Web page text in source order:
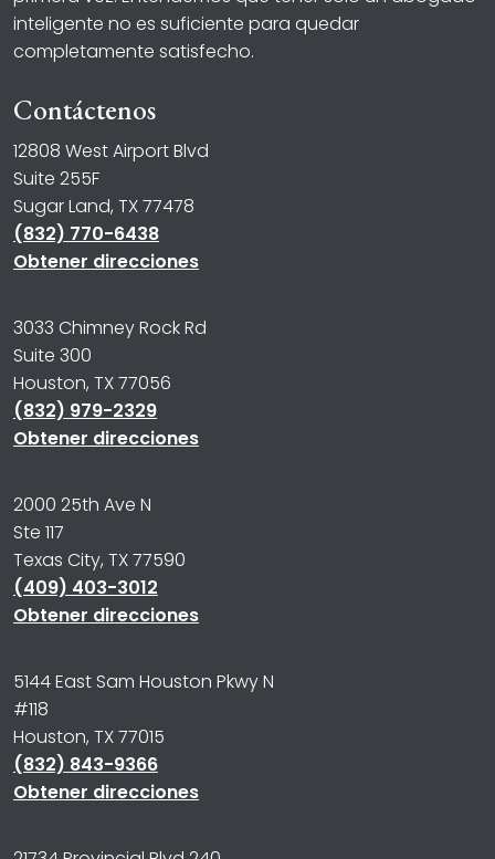
inteligente no es suficiente para quedar
completamente satisfecho.
Contáctenos
12808 West Airport Blvd
Suite 255F
Sugar Land, TX 77478
(832) 770-6438
Obtener direcciones
3033 Chimney Rock Rd
Suite 300
Houston, TX 77056
(832) 979-2329
Obtener direcciones
2000 25th Ave N
Ste 117
Texas City, TX 77590
(409) 403-3012
Obtener direcciones
5144 East Sam Houston Pkwy N
#118
Houston, TX 77015
(832) 843-9366
Obtener direcciones